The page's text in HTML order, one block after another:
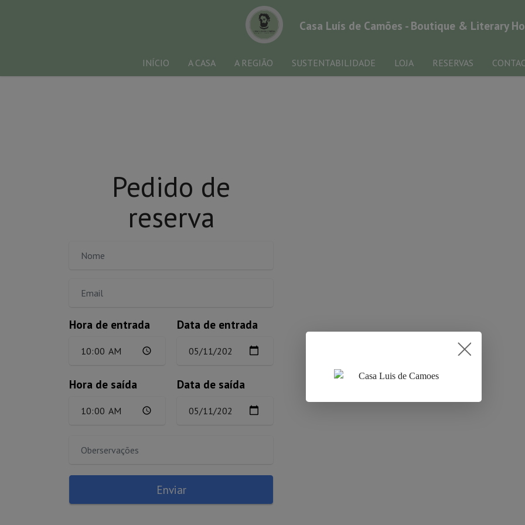
Casa Luís de Camões - Boutique & Literary
INÍCIO A CASA A REGIÃO SUSTENTABILIDADE LOJA RESERVAS
Pedido de
reserva
Hora de entrada Data de entrada
Hora de saída Data de saída
Enviar